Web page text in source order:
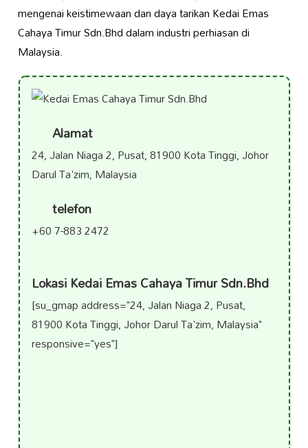
mengenai keistimewaan dan daya tarikan Kedai Emas
Cahaya Timur Sdn.Bhd dalam industri perhiasan di
Malaysia.
Alamat
24, Jalan Niaga 2, Pusat, 81900 Kota Tinggi, Johor
Darul Ta'zim, Malaysia
telefon
+60 7-883 2472
Lokasi Kedai Emas Cahaya Timur Sdn.Bhd
[su_gmap address="24, Jalan Niaga 2, Pusat,
81900 Kota Tinggi, Johor Darul Ta'zim, Malaysia"
responsive="yes"]